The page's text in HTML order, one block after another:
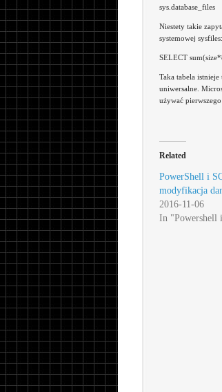
sys.database_files
Niestety takie
systemowej sysfiles:
SELECT
Taka tabela
uniwersalne.
używać pierwszego
Related
PowerShell i
modyfikacja
2016-11-06
In "Powershell